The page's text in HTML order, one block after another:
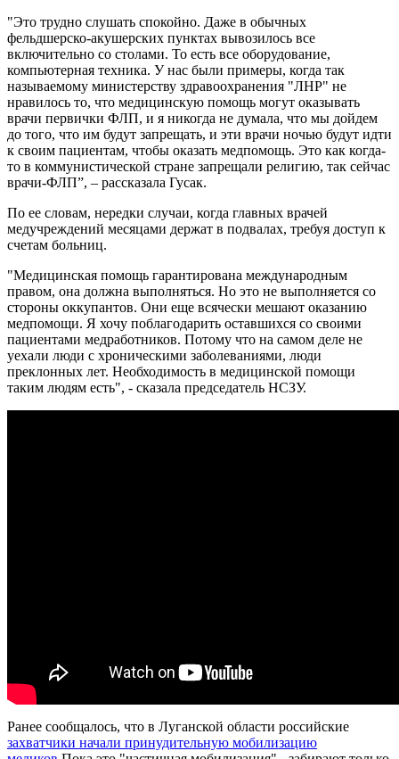
"Это трудно слушать спокойно. Даже в обычных
фельдшерско-акушерских пунктах вывозилось все
включительно со столами. То есть все оборудование,
компьютерная техника. У нас были примеры, когда так
называемому министерству здравоохранения "ЛНР" не
нравилось то, что медицинскую помощь могут оказывать
врачи первички ФЛП, и я никогда не думала, что мы дойдем
до того, что им будут запрещать, и эти врачи ночью будут идти
к своим пациентам, чтобы оказать медпомощь. Это как когда-
то в коммунистической стране запрещали религию, так сейчас
врачи-ФЛП”, – рассказала Гусак.
По ее словам, нередки случаи, когда главных врачей
медучреждений месяцами держат в подвалах, требуя доступ к
счетам больниц.
"Медицинская помощь гарантирована международным
правом, она должна выполняться. Но это не выполняется со
стороны оккупантов. Они еще всячески мешают оказанию
медпомощи. Я хочу поблагодарить оставшихся со своими
пациентами медработников. Потому что на самом деле не
уехали люди с хроническими заболеваниями, люди
преклонных лет. Необходимость в медицинской помощи
таким людям есть", - сказала председатель НСЗУ.
Ранее сообщалось, что в Луганской области российские
захватчики начали принудительную мобилизацию